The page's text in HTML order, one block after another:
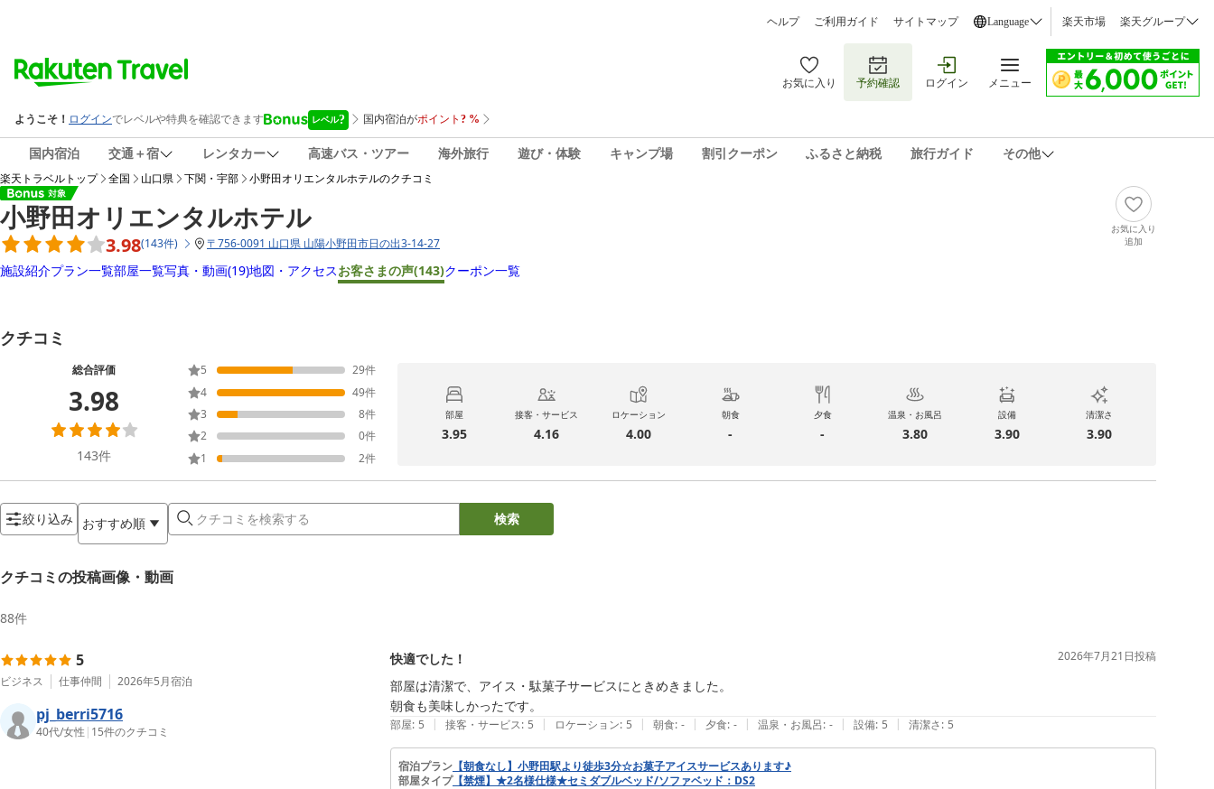
ヘルプ ご利用ガイド サイトマップ Language 楽天市場 楽天グループ
お気に入り 予約確認 ログイン メニュー
国内宿泊 交通＋宿 レンタカー 高速バス・ツアー 海外旅行 遊び・体験 キャンプ場 割引クーポン ふるさと納税 旅行ガイド その他
楽天トラベルトップ 全国 山口県 下関・宇部 小野田オリエンタルホテルのクチコミ
小野田オリエンタルホテル
3.98(143件) 〒756-0091 山口県 山陽小野田市日の出3-14-27
お気に入り
追加
施設紹介プラン一覧部屋一覧写真・動画(19)地図・アクセスお客さまの声(143)クーポン一覧
クチコミ
総合評価
3.98
143件
5 29件
4
49件
3
8件
2
0件
1
2件
部屋
3.95
接客・サービス
4.16
ロケーション
4.00
朝食
-
夕食
-
温泉・お風呂
3.80
設備
3.90
清潔さ
3.90
絞り込み おすすめ順 検索
クチコミの投稿画像・動画
88件
5
ビジネス 仕事仲間 2026年5月宿泊
pj_berri5716
40代/女性 | 15件のクチコミ
快適でした！ 2026年7月21日投稿
部屋は清潔で、アイス・駄菓子サービスにときめきました。
朝食も美味しかったです。
部屋: 5 | 接客・サービス: 5 | ロケーション: 5 | 朝食: - | 夕食: - | 温泉・お風呂: - | 設備: 5 | 清潔さ: 5
宿泊プラン 【朝食なし】小野田駅より徒歩3分☆お菓子アイスサービスあります♪
部屋タイプ【禁煙】★2名様仕様★セミダブルベッド/ソファベッド：DS2